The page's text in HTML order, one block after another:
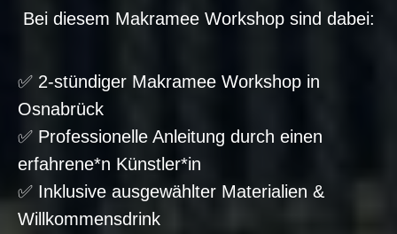
Bei diesem Makramee Workshop sind dabei:
✅ 2-stündiger Makramee Workshop in
Osnabrück
✅ Professionelle Anleitung durch einen
erfahrene*n Künstler*in
✅ Inklusive ausgewählter Materialien &
Willkommensdrink